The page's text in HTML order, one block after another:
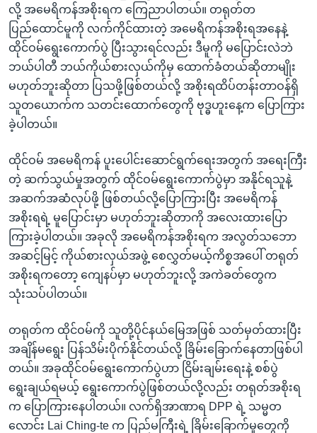
နေရာ
သို့
ကျော်
ရန်
လို့ အမေရိကန်အစိုးရက ကြေညာပါတယ်။ တရုတ်တ
ပြည်ထောင်မူကို လက်ကိုင်ထားတဲ့ အမေရိကန်အစိုးရအနေနဲ့
ထိုင်ဝမ်ရွေးကောက်ပွဲ ပြီးသွားရင်လည်း ဒီမူကို မပြောင်းလဲဘဲ
ဘယ်ပါတီ ဘယ်ကိုယ်စားလှယ်ကိုမှ ထောက်ခံတယ်ဆိုတာမျိုး
မဟုတ်ဘူးဆိုတာ ပြသဖို့ဖြစ်တယ်လို့ အစိုးရထိပ်တန်းတာဝန်ရှိ
သူတယောက်က သတင်းထောက်တွေကို ဗုဒ္ဓဟူးနေ့က ပြောကြား
ခဲ့ပါတယ်။
ထိုင်ဝမ် အမေရိကန် ပူးပေါင်းဆောင်ရွက်ရေးအတွက် အရေးကြီး
တဲ့ ဆက်သွယ်မှုအတွက် ထိုင်ဝမ်ရွေးကောက်ပွဲမှာ အနိုင်ရသူနဲ့
အဆက်အဆံလုပ်ဖို့ ဖြစ်တယ်လို့ပြောကြားပြီး အမေရိကန်
အစိုးရရဲ့ မူပြောင်းမှာ မဟုတ်ဘူးဆိုတာကို အလေးထားပြော
ကြားခဲ့ပါတယ်။ အခုလို အမေရိကန်အစိုးရက အလွတ်သဘော
အဆင့်မြင့် ကိုယ်စားလှယ်အဖွဲ့ စေလွှတ်မယ့်ကိစ္စအပေါ် တရုတ်
အစိုးရကတော့ ကျေနပ်မှာ မဟုတ်ဘူးလို့ အကဲခတ်တွေက
သုံးသပ်ပါတယ်။
တရုတ်က ထိုင်ဝမ်ကို သူတို့ပိုင်နယ်မြေအဖြစ် သတ်မှတ်ထားပြီး
အချိန်မရွေး ပြန်သိမ်းပိုက်နိုင်တယ်လို့ ခြိမ်းခြောက်နေတာဖြစ်ပါ
တယ်။ အခုထိုင်ဝမ်ရွေးကောက်ပွဲဟာ ငြိမ်းချမ်းရေးနဲ့ စစ်ပွဲ
ရွေးချယ်ရမယ့် ရွေးကောက်ပွဲဖြစ်တယ်လို့လည်း တရုတ်အစိုးရ
က ပြောကြားနေပါတယ်။ လက်ရှိအာဏာရ DPP ရဲ့ သမ္မတ
လောင်း Lai Ching-te က ပြည်မကြီးရဲ့ ခြိမ်းခြောက်မှုတွေကို